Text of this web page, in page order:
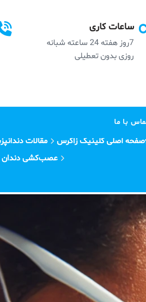
ساعات کاری
7روز هفته 24 ساعته شبانه
روزی بدون تعطیلی
با ما
صفحه اصلی کلینیک زاگرس مقالات
عصب‌کشی دندان